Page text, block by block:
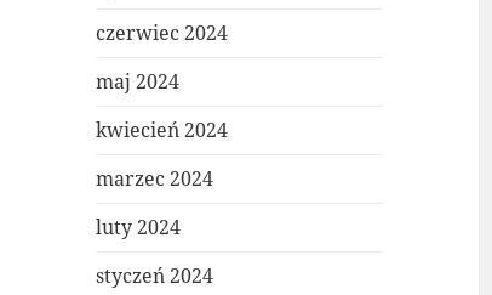
czerwiec 2024
maj 2024
kwiecień 2024
marzec 2024
luty 2024
styczeń 2024